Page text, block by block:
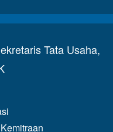
Tata Usaha,